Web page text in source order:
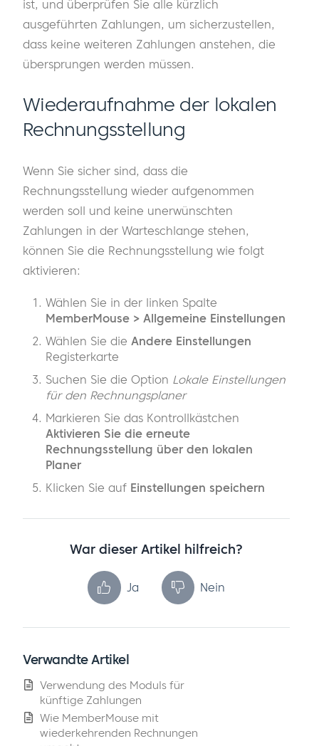
ist, und überprüfen Sie alle kürzlich
ausgeführten Zahlungen, um sicherzustellen,
dass keine weiteren Zahlungen anstehen, die
übersprungen werden müssen.
Wiederaufnahme der lokalen
Rechnungsstellung
Wenn Sie sicher sind, dass die
Rechnungsstellung wieder aufgenommen
werden soll und keine unerwünschten
Zahlungen in der Warteschlange stehen,
können Sie die Rechnungsstellung wie folgt
aktivieren:
Wählen Sie in der linken Spalte
MemberMouse > Allgemeine Einstellungen
Wählen Sie die Andere Einstellungen
Registerkarte
Suchen Sie die Option Lokale Einstellungen
für den Rechnungsplaner
Markieren Sie das Kontrollkästchen
Aktivieren Sie die erneute
Rechnungsstellung über den lokalen
Planer
Klicken Sie auf Einstellungen speichern
War dieser Artikel hilfreich?
Ja Nein
Verwandte Artikel
Verwendung des Moduls für
künftige Zahlungen
Wie MemberMouse mit
wiederkehrenden Rechnungen